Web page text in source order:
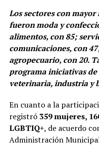
Los sectores con
fueron moda y
alimentos, con 85;
comunicaciones, con
agropecuario, con 20.
programa iniciativas de
veterinaria, industria y
En cuanto a la
registró 359 mujeres,
LGBTIQ+, de acuerdo
Administración